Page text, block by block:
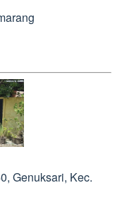
Genuksari, Kec.